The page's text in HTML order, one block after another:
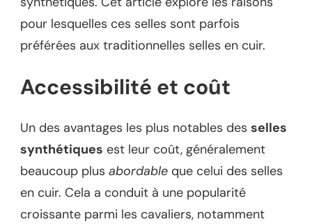
pour lesquelles ces selles sont parfois
préférées aux traditionnelles selles en cuir.
Accessibilité et coût
Un des avantages les plus notables des selles
synthétiques est leur coût, généralement
beaucoup plus abordable que celui des selles
en cuir. Cela a conduit à une popularité
croissante parmi les cavaliers, notamment